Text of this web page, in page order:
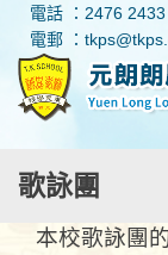
電話 ：2476
電郵 ：
歌詠團
本校歌詠團